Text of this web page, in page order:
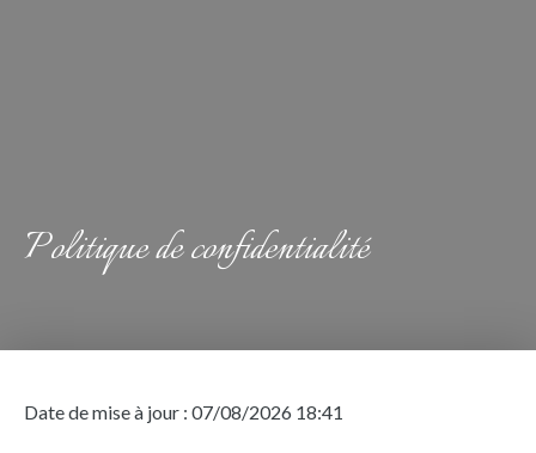
Politique de confidentialité
Date de mise à jour : 07/08/2026 18:41